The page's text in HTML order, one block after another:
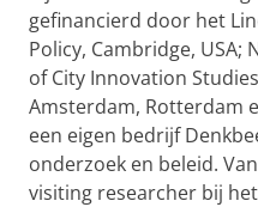
gefinancierd door het
Policy, Cambridge, USA;
of City Innovation
Amsterdam, Rotterdam
een eigen bedrijf
onderzoek en beleid.
visiting researcher bij